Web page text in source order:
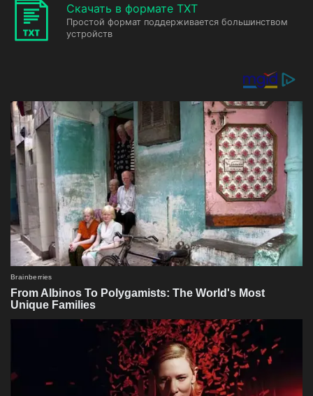
Скачать в формате TXT
Простой формат поддерживается большинством
устройств